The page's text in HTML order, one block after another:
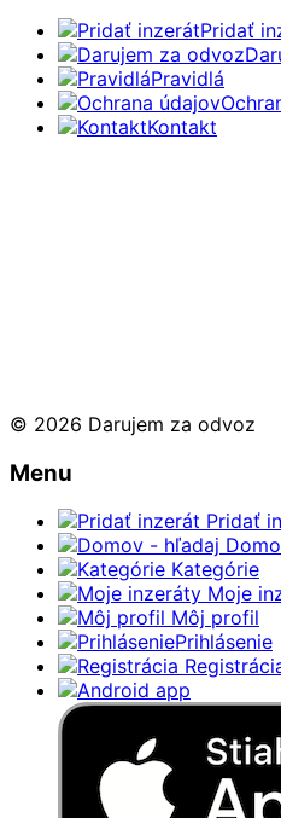
Pridať
Pravidlá
Kontakt
© 2026 Darujem za odvoz
Menu
Pridať
Kategórie
Moje
Môj profil
Prihlásenie